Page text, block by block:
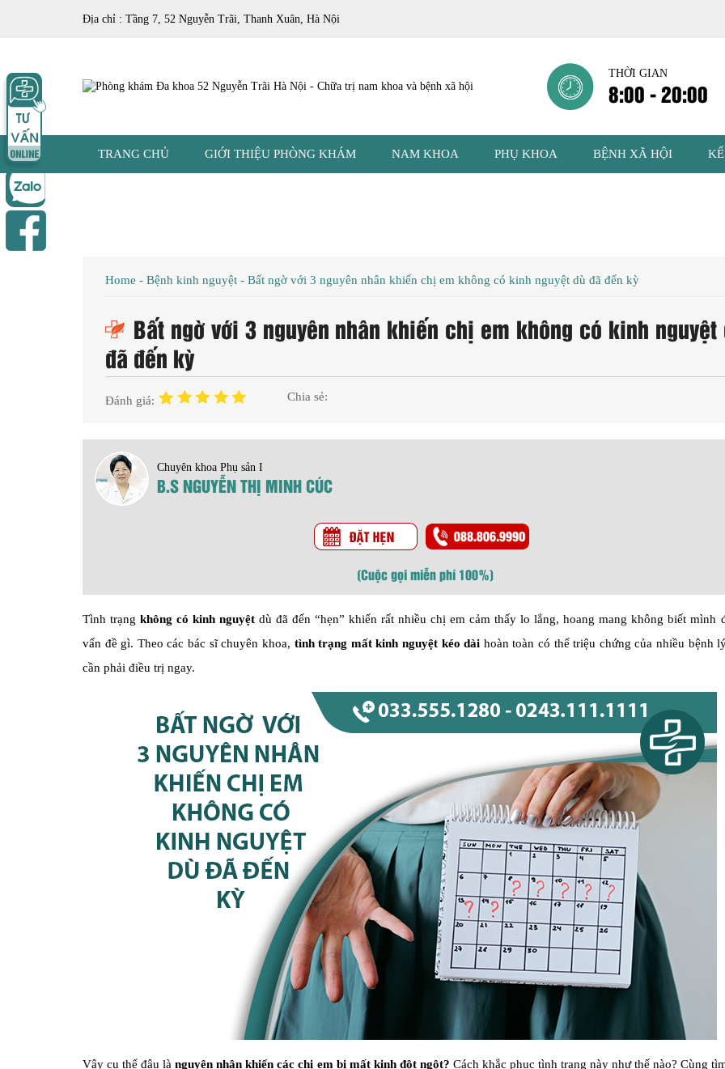
Địa chỉ : Tầng 7, 52 Nguyễn Trãi, Thanh Xuân, Hà Nội
THỜI GIAN
8:00 - 20:00
TRANG CHỦ GIỚI THIỆU PHÒNG KHÁM NAM KHOA PHỤ KHOA BỆNH XÃ HỘI
Home - Bệnh kinh nguyệt - Bất ngờ với 3 nguyên nhân khiến chị em không có kinh nguyệt dù đã đến kỳ
Bất ngờ với 3 nguyên nhân khiến chị em không có kinh nguyệt
đã đến kỳ
Đánh giá: Chia sẻ:
Chuyên khoa Phụ sản I
B.S NGUYỄN THỊ MINH CÚC
(Cuộc gọi miễn phí 100%)
Tình trạngkhông có kinh nguyệtdù đã đến “hẹn” khiến rất nhiều chị em cảm thấy lo lắng, hoang mang không biết mình
vấn đề gì. Theo các bác sĩ chuyên khoa, tình trạng mất kinh nguyệt kéo dài hoàn toàn có thể triệu chứng của nhiều bệnh
cần phải điều trị ngay.
Vậy cụ thể đâu lànguyên nhân khiến các chị em bị mất kinh đột ngột? Cách khắc phục tình trạng này như thế nào? Cùng